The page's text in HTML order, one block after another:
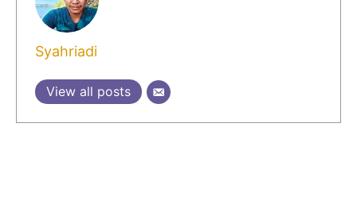
Syahriadi
View all posts